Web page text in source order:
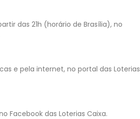
das 21h (horário de Brasília), no
e pela internet, no portal das Loterias
Facebook das Loterias Caixa.